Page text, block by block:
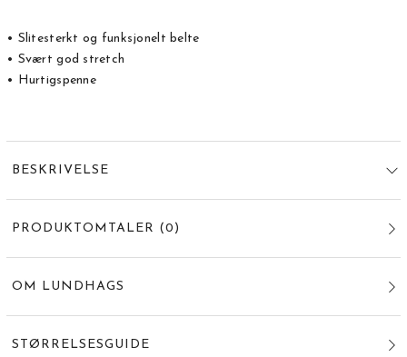
• Slitesterkt og funksjonelt belte
• Svært god stretch
• Hurtigspenne
BESKRIVELSE
PRODUKTOMTALER (0 )
OM LUNDHAGS
STØRRELSESGUIDE